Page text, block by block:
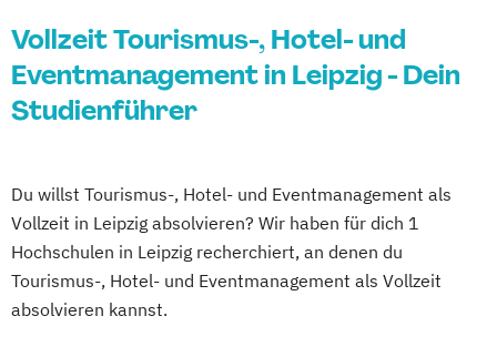
Vollzeit Tourismus-, Hotel- und
Eventmanagement in Leipzig - Dein
Studienführer
Du willst Tourismus-, Hotel- und Eventmanagement als
Vollzeit in Leipzig absolvieren? Wir haben für dich 1
Hochschulen in Leipzig recherchiert, an denen du
Tourismus-, Hotel- und Eventmanagement als Vollzeit
absolvieren kannst.